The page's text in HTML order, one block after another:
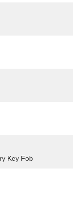
Key Fob